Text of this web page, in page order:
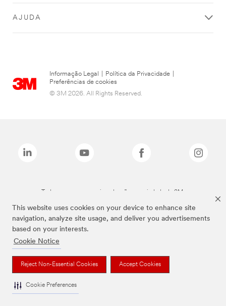
This website uses cookies on your device to enhance site
navigation, analyze site usage, and deliver you advertisements
based on your interests.
Cookie Notice
Reject Non-Essential Cookies Accept Cookies
Cookie Preferences
AJUDA
Informação Legal Política da Privacidade
Preferências de cookies
© 3M 2026. All Rights Reserved.
Todas as marcas mencionadas são propriedade da 3M.